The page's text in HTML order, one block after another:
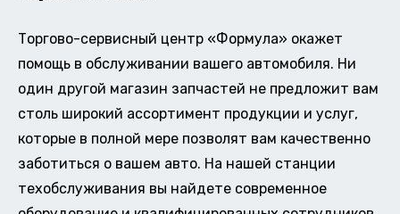
Торгово-сервисный центр «Формула» окажет
помощь в обслуживании вашего автомобиля. Ни
один другой магазин запчастей не предложит вам
столь широкий ассортимент продукции и услуг,
которые в полной мере позволят вам качественно
заботиться о вашем авто. На нашей станции
техобслуживания вы найдете современное